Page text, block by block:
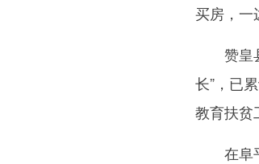
买房，一
赞皇县
长”，已
教育扶贫
在阜平